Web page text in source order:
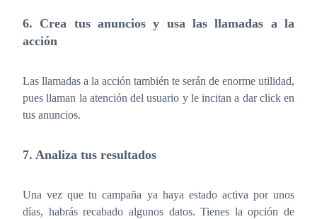
6. Crea tus anuncios y usa las llamadas a la
acción
Las llamadas a la acción también te serán de enorme utilidad,
pues llaman la atención del usuario y le incitan a dar click en
tus anuncios.
7. Analiza tus resultados
Una vez que tu campaña ya haya estado activa por unos
días, habrás recabado algunos datos. Tienes la opción de